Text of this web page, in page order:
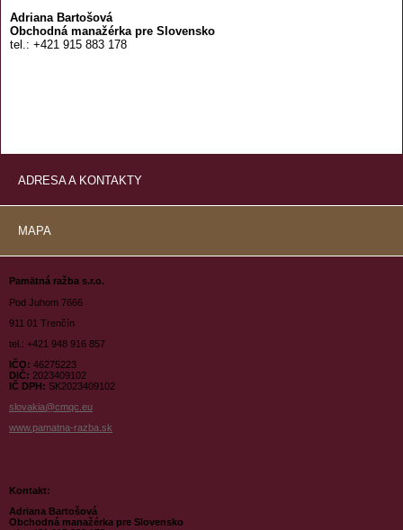
Adriana Bartošová
Obchodná manažérka pre Slovensko
tel.: +421 915 883 178
ADRESA A KONTAKTY
MAPA
Pamätná ražba s.r.o.
Pod Juhom 7666
911 01 Trenčín
tel.: +421 948 916 857
IČO: 46275223
DIČ: 2023409102
IČ DPH: SK2023409102
slovakia@cmqc.eu
www.pamatna-razba.sk
Kontakt:
Adriana Bartošová
Obchodná manažérka pre Slovensko